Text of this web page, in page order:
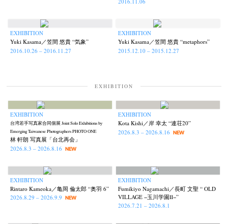
Exhibition Documents Contact
Terms & Privacy Policy Bookstores Newsletter
Akifumi Tanaka (7) Fumikiyo Nagamachi (27) Kazumichi Hashimoto (6)
Kazuyuki Kawaguchi Keiko Sasaoka (267)
Kota Kishi (101) Mariko Takahashi Masako Matsui (23) Masashi Otomo
Nana Kakuda (61) Naoki Ohji
Postwar and Shōwa-Era (8) (2) Publication (42) (43)
Renchan (21) Review (23) Rintaro Kameoka (32) Shoreline (56)
Special Exhibitions Takuro Yoneda (44) Tomonori Ryu
EXHIBITION
Yuki Kasama／笠間 悠貴 “気象”
2016.10.26 – 2016.11.27
EXHIBITION
Yuki Kasama／笠間 悠貴 “metaphors”
2015.12.10 – 2015.12.27
EXHIBITION
EXHIBITION
台湾若手写真家合同個展 Joint Solo Exhibitions by
Emerging Taiwanese Photographers PHOTO ONE
林 軒朗 写真展「台北再会」
2026.8.3 – 2026.8.16
NEW
EXHIBITION
Kota Kishi／岸 幸太 “連荘20”
2026.8.3 – 2026.8.16 NEW
EXHIBITION
Rintaro Kameoka／亀岡 倫太郎 “奥羽 6”
2026.8.29 – 2026.9.9
NEW
EXHIBITION
Fumikiyo Nagamachi／長町 文聖 “ OLD
VILLAGE −玉川学園Ⅱ−”
2026.7.21 – 2026.8.1